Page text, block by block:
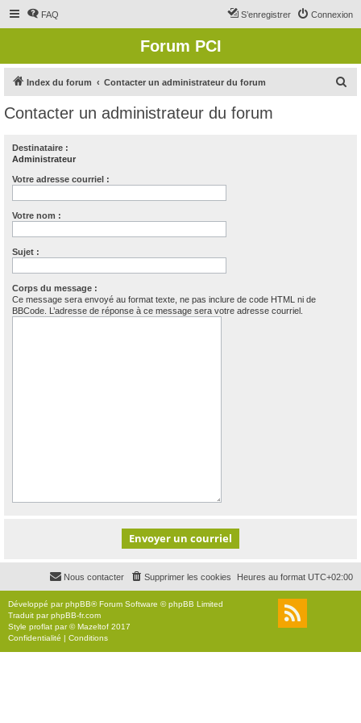
FAQ Connexion
S’enregistrer
Forum PCI
Index du forum Contacter un administrateur du forum
Contacter un administrateur du forum
Destinataire :
Administrateur
Votre adresse courriel :
Votre nom :
Sujet :
Corps du message :
Ce message sera envoyé au format texte, ne pas inclure de code HTML ni de
BBCode. L’adresse de réponse à ce message sera votre adresse courriel.
Heures au format UTC+02:00
Supprimer les cookies
Nous contacter
Développé parphpBB® Forum Software © phpBB Limited
Traduit parphpBB-fr.com
Style proflat par ©Mazeltof 2017
Confidentialité | Conditions